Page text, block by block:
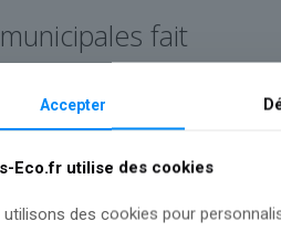
fait
Accepter
Eco.fr utilise des cookies
utilisons des cookies pour